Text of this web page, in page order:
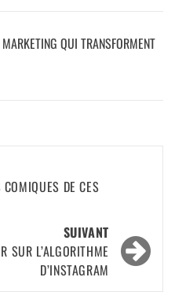
QUI TRANSFORMENT
DE CES
SUIVANT
SUR L’ALGORITHME
D’INSTAGRAM